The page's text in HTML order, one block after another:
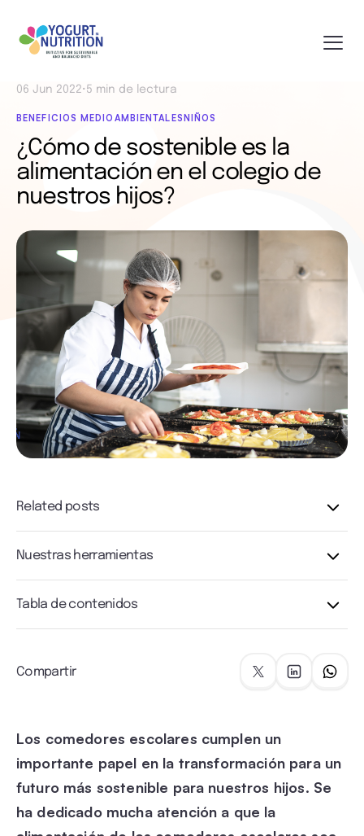
06 Jun 2022• 5 min de lectura
BENEFICIOS MEDIOAMBIENTALES NIÑOS
¿Cómo de sostenible es la
alimentación en el colegio de
nuestros hijos?
Related posts
Nuestras herramientas
Tabla de contenidos
Compartir
Los comedores escolares cumplen un
importante papel en la transformación para un
futuro más sostenible para nuestros hijos. Se
ha dedicado mucha atención a que la